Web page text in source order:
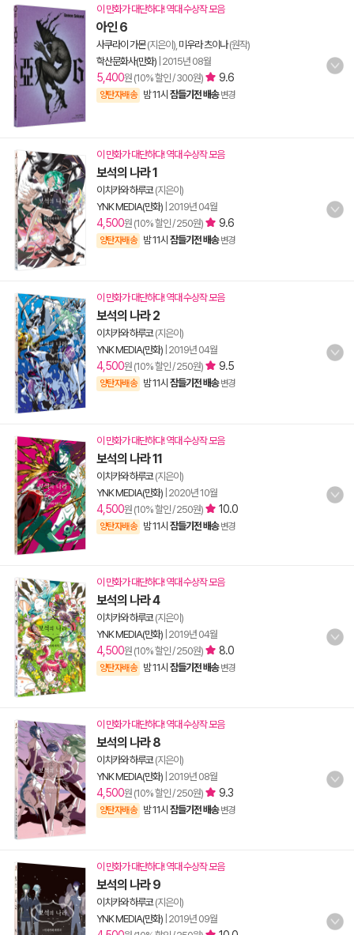
이 만화가 대단하다! 역대 수상작 모음
아인 6
사쿠라이 가몬(지은이), 미우라 츠이나(원작)
학산문화사(만화) 2015년 08월
5,400원 (10% 할인 / 300원) 9.6
양탄자배송 밤 11시 잠들기전 배송 변경
이 만화가 대단하다! 역대 수상작 모음
보석의 나라 1
이치카와 하루코(지은이)
YNK MEDIA(만화) 2019년 04월
4,500원 (10% 할인 / 250원) 9.6
양탄자배송 밤 11시 잠들기전 배송 변경
이 만화가 대단하다! 역대 수상작 모음
보석의 나라 2
이치카와 하루코(지은이)
YNK MEDIA(만화) 2019년 04월
4,500원 (10% 할인 / 250원) 9.5
양탄자배송 밤 11시 잠들기전 배송 변경
이 만화가 대단하다! 역대 수상작 모음
보석의 나라 11
이치카와 하루코(지은이)
YNK MEDIA(만화) 2020년 10월
4,500원 (10% 할인 / 250원) 10.0
양탄자배송 밤 11시 잠들기전 배송 변경
이 만화가 대단하다! 역대 수상작 모음
보석의 나라 4
이치카와 하루코(지은이)
YNK MEDIA(만화) 2019년 04월
4,500원 (10% 할인 / 250원) 8.0
양탄자배송 밤 11시 잠들기전 배송 변경
이 만화가 대단하다! 역대 수상작 모음
보석의 나라 8
이치카와 하루코(지은이)
YNK MEDIA(만화) 2019년 08월
4,500원 (10% 할인 / 250원) 9.3
양탄자배송 밤 11시 잠들기전 배송 변경
이 만화가 대단하다! 역대 수상작 모음
보석의 나라 9
이치카와 하루코(지은이)
YNK MEDIA(만화) 2019년 09월